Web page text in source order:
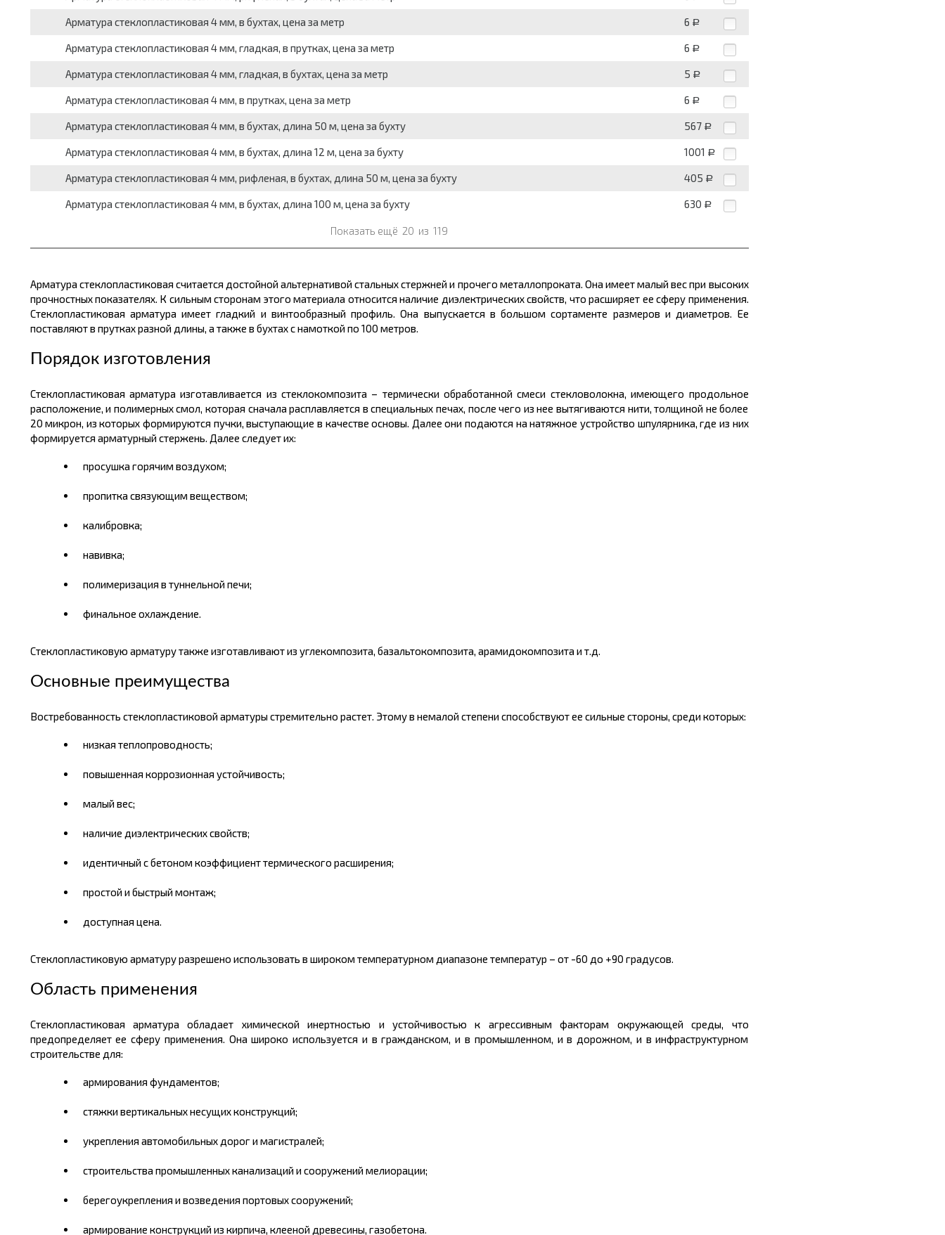
Арматура стеклопластиковая 4 мм, в бухтах, цена за метр 6 Р
Арматура стеклопластиковая 4 мм, гладкая, в прутках, цена за метр 6 Р
Арматура стеклопластиковая 4 мм, гладкая, в бухтах, цена за метр 5 Р
Арматура стеклопластиковая 4 мм, в прутках, цена за метр 6 Р
Арматура стеклопластиковая 4 мм, в бухтах, длина 50 м, цена за бухту 567 Р
Арматура стеклопластиковая 4 мм, в бухтах, длина 12 м, цена за бухту 1001 Р
Арматура стеклопластиковая 4 мм, рифленая, в бухтах, длина 50 м, цена за бухту 405 Р
Арматура стеклопластиковая 4 мм, в бухтах, длина 100 м, цена за бухту 630 Р
Показать ещё 20 из 119
Арматура стеклопластиковая считается достойной альтернативой стальных стержней и прочего металлопроката. Она имеет малый вес при высоких
прочностных показателях. К сильным сторонам этого материала относится наличие диэлектрических свойств, что расширяет ее сферу применения.
Стеклопластиковая арматура имеет гладкий и винтообразный профиль. Она выпускается в большомсортаменте размеров и диаметров. Ее
поставляют в прутках разной длины, а также в бухтахс намоткой по 100 метров.
Порядок изготовления
Стеклопластиковая арматура изготавливается из стеклокомпозита – термически обработанной смеси стекловолокна, имеющего продольное
расположение, и полимерных смол, которая сначала расплавляется в специальных печах, после чего из нее вытягиваются нити, толщиной не более
20 микрон, из которых формируются пучки, выступающие в качестве основы. Далее они подаются на натяжное устройство шпулярника, где из них
формируется арматурный стержень. Далее следует их:
просушка горячим воздухом;
пропитка связующим веществом;
калибровка;
навивка;
полимеризация в туннельной печи;
финальное охлаждение.
Стеклопластиковую арматуру также изготавливают из углекомпозита, базальтокомпозита, арамидокомпозита и т.д.
Основные преимущества
Востребованность стеклопластиковой арматуры стремительно растет. Этому в немалой степени способствуют ее сильные стороны, среди которых:
низкая теплопроводность;
повышенная коррозионная устойчивость;
малый вес;
наличие диэлектрических свойств;
идентичный с бетоном коэффициент термического расширения;
простой и быстрый монтаж;
доступная цена.
Стеклопластиковую арматуру разрешено использовать в широком температурном диапазоне температур – от -60 до +90 градусов.
Область применения
Стеклопластиковая арматура обладает химической инертностью и устойчивостью к агрессивным факторам окружающей среды, что
предопределяет ее сферу применения. Она широко используется и в гражданском, и в промышленном, и в дорожном, и в инфраструктурном
строительстве для:
армирования фундаментов;
стяжки вертикальных несущих конструкций;
укрепления автомобильных дорог и магистралей;
строительства промышленных канализаций и сооружений мелиорации;
берегоукрепления и возведения портовых сооружений;
армирование конструкций из кирпича, клееной древесины, газобетона.